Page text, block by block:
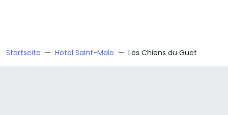
Startseite Hotel Saint-Malo Les Chiens du Guet